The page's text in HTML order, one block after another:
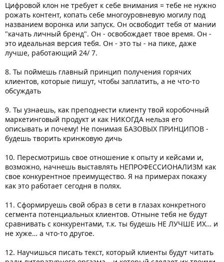
Цифровой клон не требует к себе внимания = тебе не нужно
рожать контент, копать себе многоуровневую могилу под
названием воронка или запуск. Он освободит тебя от мании
"качать личный бренд". Он - освобождает твое время. Он -
это идеальная версия тебя. Он - это ты - на пике, даже
лучше, работающий 24/ 7.
8. Ты поймешь главный принцип получения горячих
клиентов, которые пишут, чтобы заплатить, а не что-то
обсуждать
9. Ты узнаешь, как преподнести клиенту твой коробочный
маркетинговый продукт и как НИКОГДА нельзя его
описывать и почему! Не понимая БАЗОВЫХ ПРИНЦИПОВ -
будешь творить кринжовую дичь
10. Пересмотришь свое отношение к опыту и кейсами и,
возможно, начнешь выставлять НЕПРОФЕССИОНАЛИЗМ как
свое конкурентное преимущество. Я на примерах покажу
как это работает сегодня в полях.
11. Сформируешь свой образ в сети в глазах конкретного
сегмента потенциальных клиентов. Отныне тебя не будут
сравнивать с конкурентами, т.к. ты будешь НЕ ЛУЧШЕ ИХ… и
не хуже… а что-то другое.
12. Научишься писать текст, который клиенты будут читать